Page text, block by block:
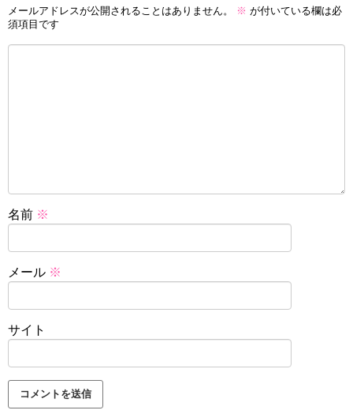
メールアドレスが公開されることはありません。 ※ が付いている欄は必
須項目です
名前 ※
メール ※
サイト